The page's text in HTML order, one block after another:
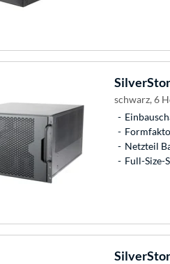
schwarz, 6
Netzteil
Full-Size-